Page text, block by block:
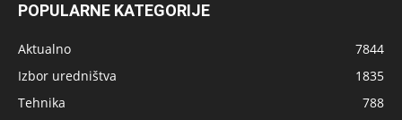
POPULARNE KATEGORIJE
Aktualno
7844
Izbor uredništva
1835
Tehnika
788